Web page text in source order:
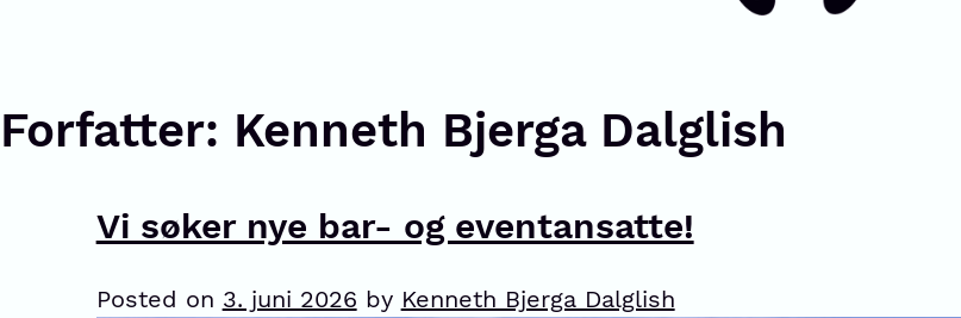
Forfatter: Kenneth Bjerga Dalglish
Vi søker nye bar- og eventansatte!
Posted on 3. juni 2026 by Kenneth Bjerga Dalglish